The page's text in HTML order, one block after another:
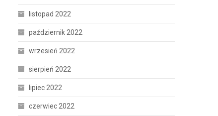
listopad 2022
październik 2022
wrzesień 2022
sierpień 2022
lipiec 2022
czerwiec 2022